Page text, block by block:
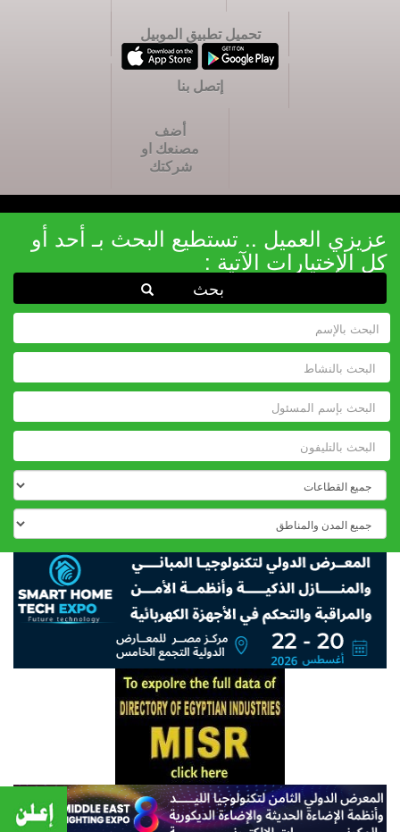
تحميل تطبيق الموبيل
إتصل بنا
أضف
مصنعك او
شركتك
عزيزي العميل .. تستطيع البحث بـ أحد أو
كل الإختيارات الآتية :